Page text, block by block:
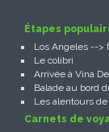
Étapes
Los Angeles -->
Le colibri
Arrivée à Vina
Balade au bord
Les alentours de
Carnets de